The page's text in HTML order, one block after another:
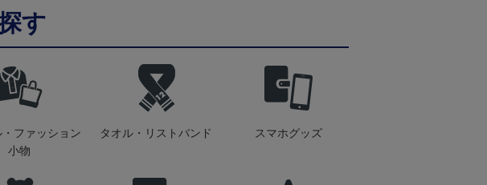
す
ファッション
小物
タオル・リストバンド スマホグッズ